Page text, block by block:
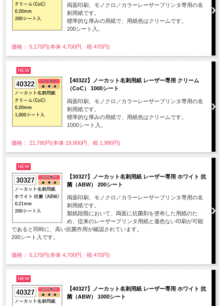
両面印刷、モノクロ／カラーレーザープリンタ専用の名
刺用紙です。
標準的な厚みの用紙で、用紙色はクリームです。
200シート入。
価格： 5,170円(本体 4,700円、税 470円)
NEW
【40322】ノーカット名刺用紙 レーザー専用 クリーム
（CoC） 1000シート
両面印刷、モノクロ／カラーレーザープリンタ専用の名
刺用紙です。
標準的な厚みの用紙で、用紙色はクリームです。
1000シート入。
価格： 21,780円(本体 19,800円、税 1,980円)
NEW
【30327】ノーカット名刺用紙 レーザー専用 ホワイト 抗
菌（ABW） 200シート
両面印刷、モノクロ／カラーレーザープリンタ専用の名
刺用紙です。
製紙段階において、両面に抗菌剤を塗布した用紙のた
め、従来のレーザープリンタ用紙と遜色ない印刷が可能
であると同時に、高い抗菌作用が確認されています。
200シート入です。
価格： 5,170円(本体 4,700円、税 470円)
NEW
【40327】ノーカット名刺用紙 レーザー専用 ホワイト 抗
菌（ABW） 1000シート